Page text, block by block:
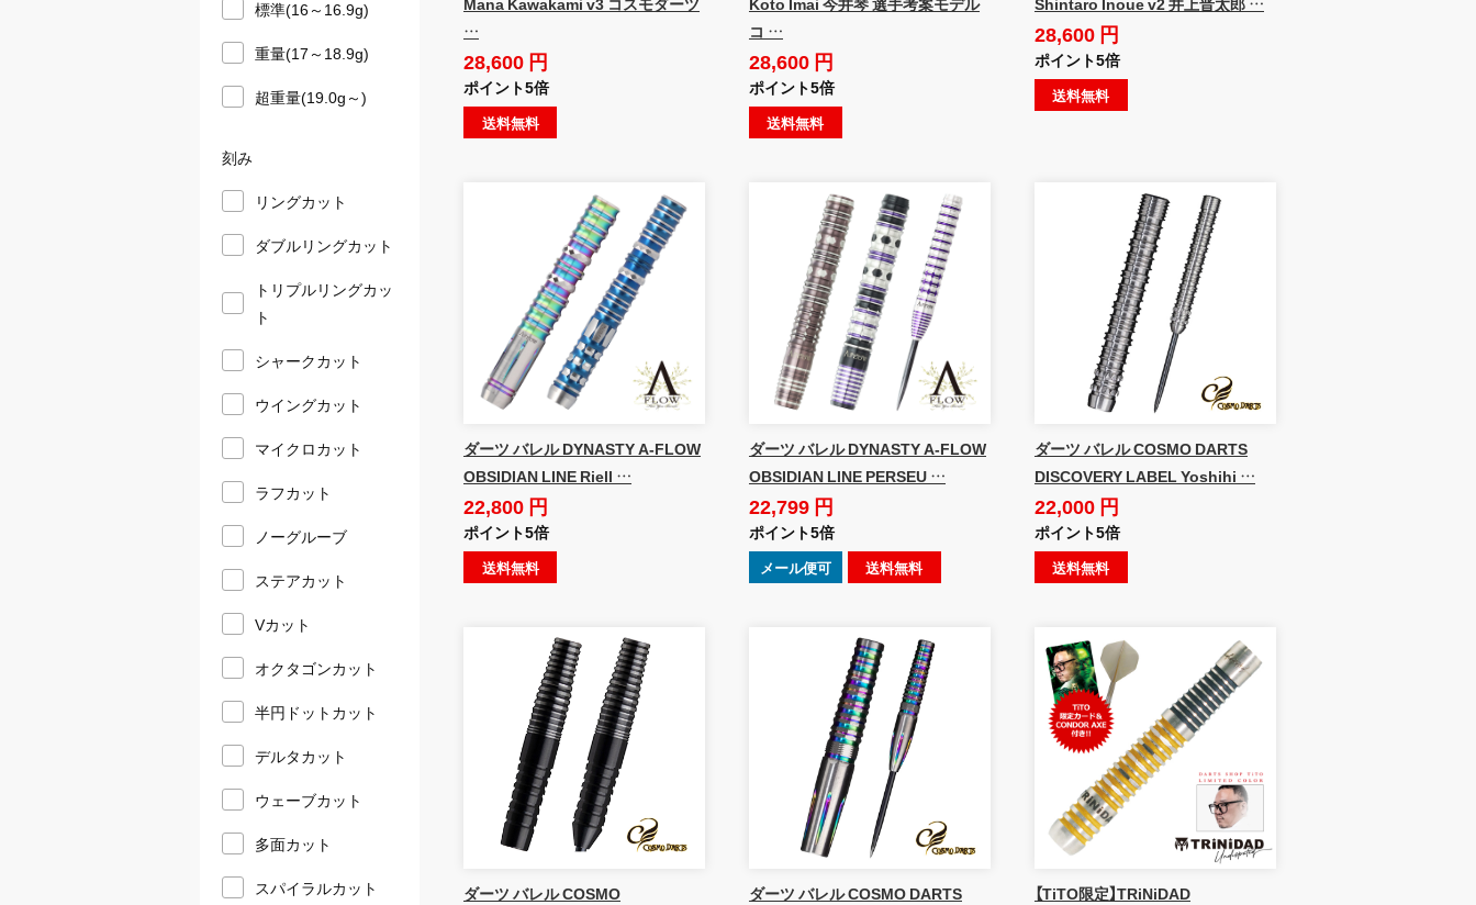
…
28,600 円
ポイント5倍
送料無料
コ …
28,600 円
ポイント5倍
送料無料
28,600 円
ポイント5倍
送料無料
ダーツ バレル DYNASTY A-FLOW
OBSIDIAN LINE Riell …
22,800 円
ポイント5倍
送料無料
ダーツ バレル DYNASTY A-FLOW
OBSIDIAN LINE PERSEU …
22,799 円
ポイント5倍
メール便可 送料無料
ダーツ バレル COSMO DARTS
DISCOVERY LABEL Yoshihi …
22,000 円
ポイント5倍
送料無料
ダーツ バレル COSMO
ダーツ バレル COSMO DARTS
【TiTO限定】TRiNiDAD
標準(16～16.9g)
重量(17～18.9g)
超重量(19.0g～)
刻み
リングカット
ダブルリングカット
トリプルリングカッ
ト
シャークカット
ウイングカット
マイクロカット
ラフカット
ノーグルーブ
ステアカット
Vカット
オクタゴンカット
半円ドットカット
デルタカット
ウェーブカット
多面カット
スパイラルカット